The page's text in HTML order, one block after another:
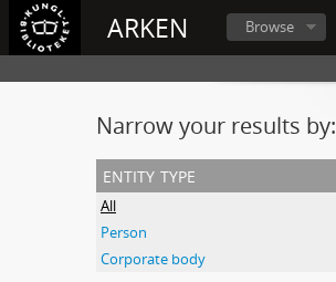
ARKEN Browse
Narrow your results by:
entity type
All
Person
Corporate body